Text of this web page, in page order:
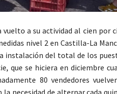
a su actividad al cien por
nivel 2 en Castilla-La
instalación del total de los
que se hiciera en diciembre
80 vendedores
necesidad de alternar cada